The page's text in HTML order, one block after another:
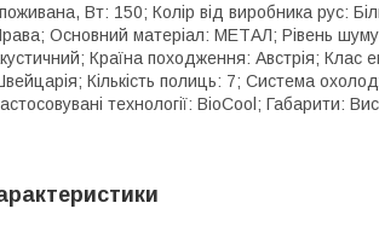
Вт: 150; Колір від виробника рус:
Основний матеріал: МЕТАЛ; Рівень
Країна походження: Австрія;
Кількість полиць: 7; Система
технології: BioCool; Габарити: